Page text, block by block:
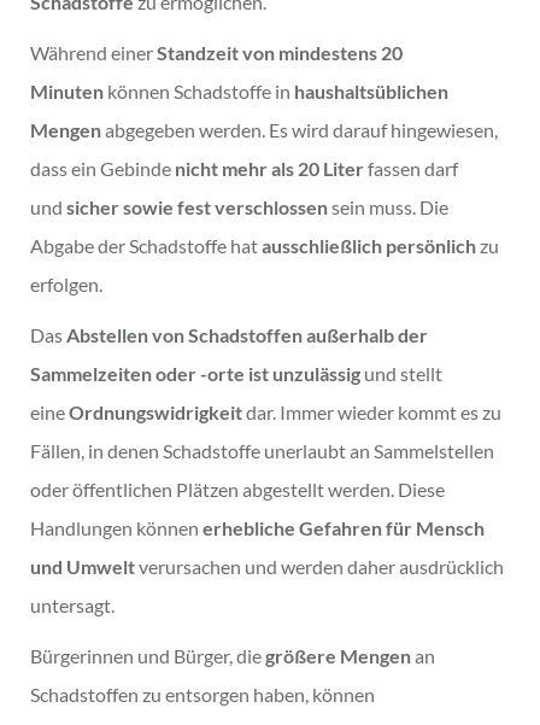
Während einerStandzeit von mindestens 20
Minuten können Schadstoffe in haushaltsüblichen
Mengenabgegeben werden. Es wird darauf hingewiesen,
dass ein Gebinde nicht mehr als 20 Literfassen darf
und sicher sowie fest verschlossensein muss. Die
Abgabe der Schadstoffe hatausschließlich persönlichzu
erfolgen.
DasAbstellen von Schadstoffen außerhalb der
Sammelzeiten oder -orte ist unzulässig und stellt
eineOrdnungswidrigkeitdar. Immer wieder kommt es zu
Fällen, in denen Schadstoffe unerlaubt an Sammelstellen
oder öffentlichen Plätzen abgestellt werden. Diese
Handlungen können erhebliche Gefahren für Mensch
und Umweltverursachen und werden daher ausdrücklich
untersagt.
Bürgerinnen und Bürger, diegrößere Mengenan
Schadstoffen zu entsorgen haben, können